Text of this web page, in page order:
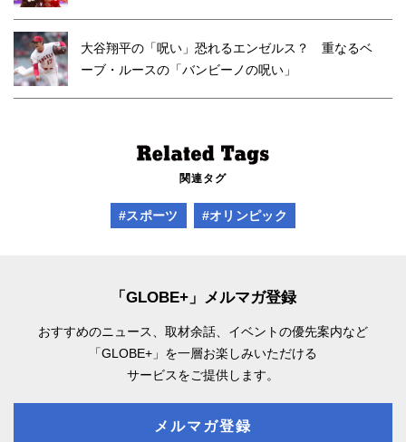
大谷翔平の「呪い」恐れるエンゼルス？ 重なるベ
ーブ・ルースの「バンビーノの呪い」
関連タグ
#スポーツ #オリンピック
「GLOBE+」メルマガ登録
おすすめのニュース、取材余話、 イベントの優先案内など
「GLOBE+」を一層お楽しみいただける
サービスをご提供します。
メルマガ登録